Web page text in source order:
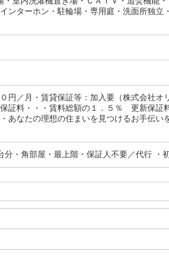
ンターホン・駐輪場・専用庭・洗面所独立
円／月・賃貸保証等：加入要（株式会社
証料・・・賃料総額の１．５％ 更新保証
あなたの理想の住まいを見つけるお手伝い
分・角部屋・最上階・保証人不要／代行 ・